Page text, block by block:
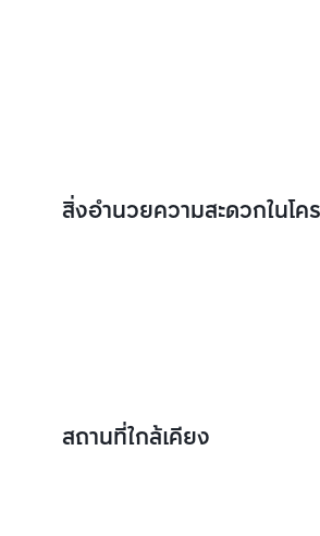
สิ่งอำนวยความสะดวกในโค
สถานที่ใกล้เคียง